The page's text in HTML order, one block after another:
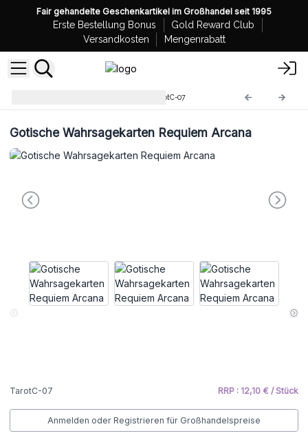
Fair gehandelte Geschenkartikel im Großhandel seit 1995
Erste Bestellung Bonus
Gold Reward Club
Versandkosten
Mengenrabatt
TarotC-07
Gotische Wahrsagekarten Requiem Arcana
TarotC-07 RRP : 12,10 € / Stück
Anmelden oder Registrieren für Großhandelspreise